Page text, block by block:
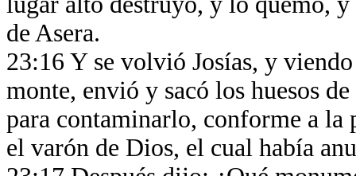
de Asera.
23:16 Y se volvió Josías, y
monte, envió y sacó los huesos
para contaminarlo, conforme a la
el varón de Dios, el cual había